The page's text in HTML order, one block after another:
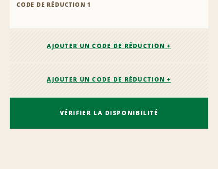
CODE DE RÉDUCTION 1
AJOUTER UN CODE DE RÉDUCTION +
AJOUTER UN CODE DE RÉDUCTION +
VÉRIFIER LA DISPONIBILITÉ